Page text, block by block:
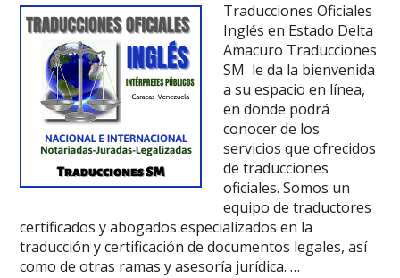
Traducciones Oficiales
Inglés en Estado Delta
Amacuro Traducciones
SM le da la bienvenida
a su espacio en línea,
en donde podrá
conocer de los
servicios que ofrecidos
de traducciones
oficiales. Somos un
equipo de traductores
certificados y abogados especializados en la
traducción y certificación de documentos legales, así
como de otras ramas y asesoría jurídica. …